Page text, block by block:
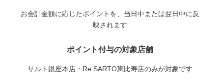
お会計金額に応じたポイントを、 当日中または翌日中に反
映されます
ポイント付与の対象店舗
サルト銀座本店・Re SARTO恵比寿店のみが対象です